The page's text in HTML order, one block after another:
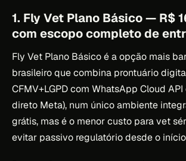
1. Fly Vet Plano Básico — R$
com escopo completo de
Fly Vet Plano Básico é a opção mais
brasileiro que combina prontuário
CFMV+LGPD com WhatsApp Cloud
direto Meta), num único ambiente
grátis, mas é o menor custo para vet
evitar passivo regulatório desde o